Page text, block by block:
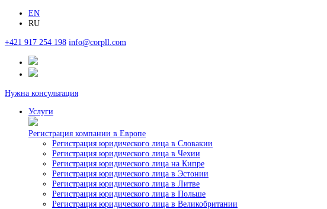
EN
RU
+421 917 254 198 info@corpll.com
Нужна консультация
Услуги
Регистрация компании в Европе
Регистрация юридического лица в Словакии
Регистрация юридического лица в Чехии
Регистрация юридического лица на Кипре
Регистрация юридического лица в Эстонии
Регистрация юридического лица в Литве
Регистрация юридического лица в Польше
Регистрация юридического лица в Великобритании